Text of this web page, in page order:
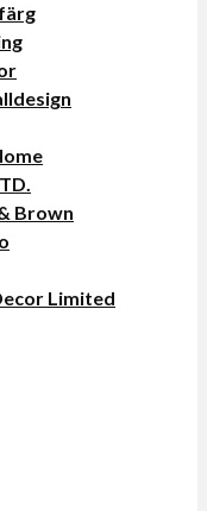
Brown
Limited